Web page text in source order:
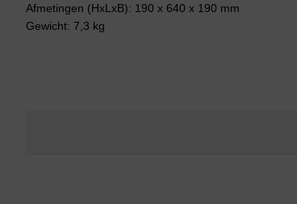
Afmetingen (HxLxB): 190 x 640 x 190 mm
Gewicht: 7,3 kg